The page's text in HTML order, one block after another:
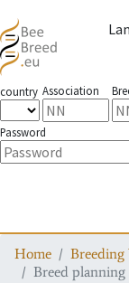
country Association
Password
Home
Breeding
Breed